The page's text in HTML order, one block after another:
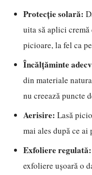
Protecție solară:
uita să aplici
picioare, la fel ca
Încălțăminte
din materiale
nu creează puncte
Aerisire: Lasă
mai ales după ce
Exfoliere regulată:
exfoliere ușoară o